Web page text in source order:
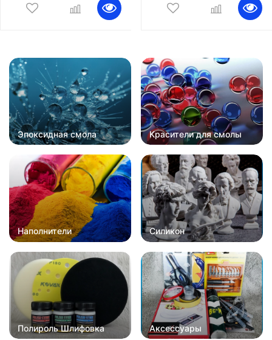
Эпоксидная смола Красители для смолы
Наполнители Силикон
Полироль Шлифовка Аксессуары